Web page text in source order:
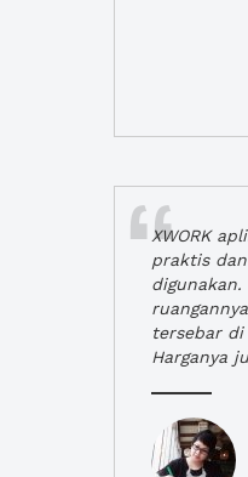
XWORK
praktis
digunakan.
tersebar
Harganya